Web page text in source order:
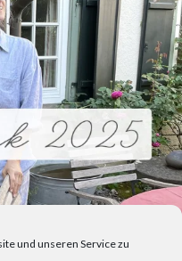
und unseren Service zu